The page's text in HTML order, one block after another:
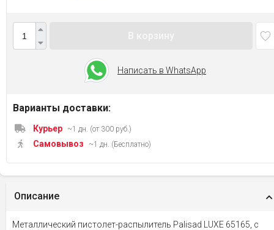
Написать в WhatsApp
Варианты доставки:
Курьер ~1 дн. (от 300 руб.)
Самовывоз ~1 дн. (Бесплатно)
Описание
Металлический пистолет-распылитель Palisad LUXE 65165, с